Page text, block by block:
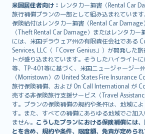
米国居住者向け： レンタカー損害（Rental Car
旅行補償プランの一部として組み込まれていま
保険給付はレンタカー損害（Rental Car
（Theft Rental Car Damage）またはレンタカー
には、米国デラウェア州の有限責任会社である
Services, LLC（「Cover Genius」）が開発した
トが盛り込まれています。そうしたハイライト
等、TP-401等に基づく、米国ニュージャージー
（Morristown）の United States Fire Insurance
旅行保険補償、および On Call International が
売する非保険旅行支援サービス（Travel
す。プランの保険補償の規約や条件は、地域に
す。また、すべての補償にあらゆる地域でご加
ません。 こうしたプランにおける保険補償には
とを含め、規約や条件、限度額、免責が定められ